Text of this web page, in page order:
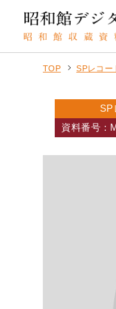
TOP SPレコー
SP
資料番号：